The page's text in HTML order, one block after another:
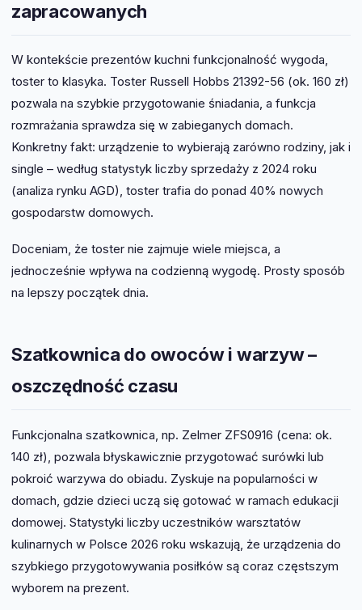
zapracowanych
W kontekście prezentów kuchni funkcjonalność wygoda,
toster to klasyka. Toster Russell Hobbs 21392-56 (ok. 160 zł)
pozwala na szybkie przygotowanie śniadania, a funkcja
rozmrażania sprawdza się w zabieganych domach.
Konkretny fakt: urządzenie to wybierają zarówno rodziny, jak i
single – według statystyk liczby sprzedaży z 2024 roku
(analiza rynku AGD), toster trafia do ponad 40% nowych
gospodarstw domowych.
Doceniam, że toster nie zajmuje wiele miejsca, a
jednocześnie wpływa na codzienną wygodę. Prosty sposób
na lepszy początek dnia.
Szatkownica do owoców i warzyw –
oszczędność czasu
Funkcjonalna szatkownica, np. Zelmer ZFS0916 (cena: ok.
140 zł), pozwala błyskawicznie przygotować surówki lub
pokroić warzywa do obiadu. Zyskuje na popularności w
domach, gdzie dzieci uczą się gotować w ramach edukacji
domowej. Statystyki liczby uczestników warsztatów
kulinarnych w Polsce 2026 roku wskazują, że urządzenia do
szybkiego przygotowywania posiłków są coraz częstszym
wyborem na prezent.